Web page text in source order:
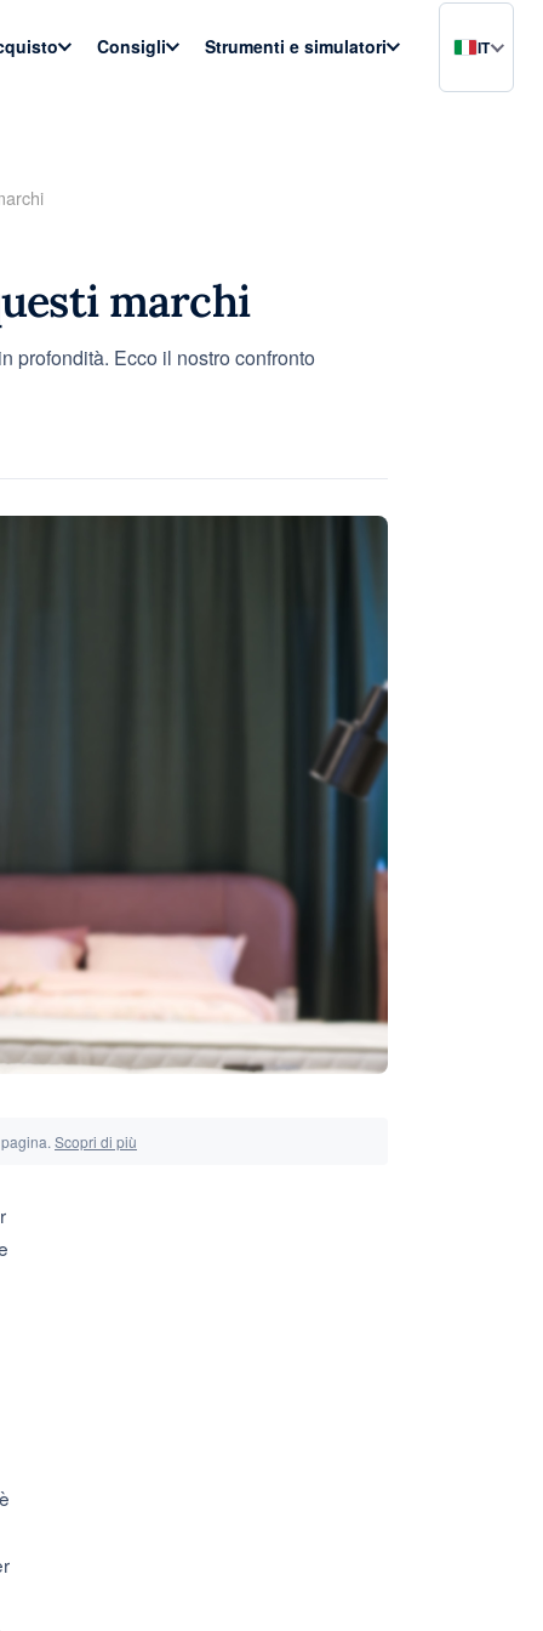
Consigli Strumenti e simulatori IT
marchi
profondità. Ecco il nostro confronto
Scopri di più